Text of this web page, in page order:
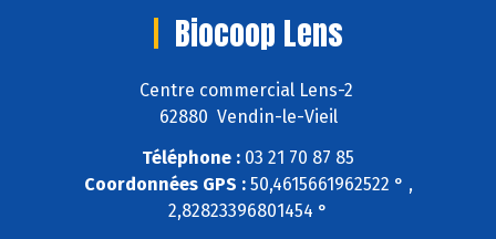
Biocoop Lens
Centre commercial Lens-2
62880 Vendin-le-Vieil
Téléphone : 03 21 70 87 85
Coordonnées GPS :50,4615661962522 ° ,
2,82823396801454 °